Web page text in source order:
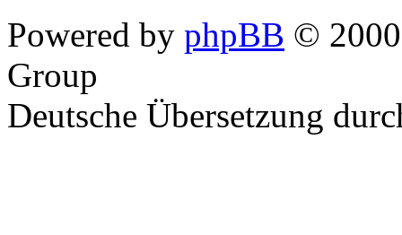
Powered by phpBB ©
Group
Deutsche Übersetzung